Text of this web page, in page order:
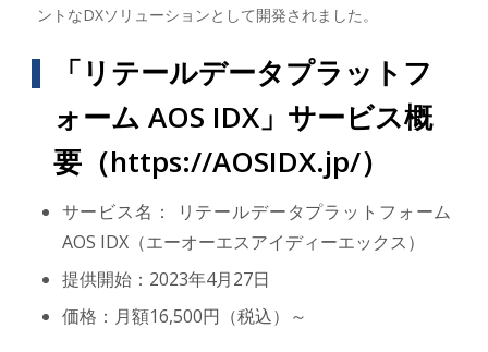
ントなDXソリューションとして開発されました。
「リテールデータプラットフ
ォーム AOS IDX」サービス概
要（https://AOSIDX.jp/）
サービス名： リテールデータプラットフォーム
AOS IDX（エーオーエスアイディーエックス）
提供開始：2023年4月27日
価格：月額16,500円（税込）～